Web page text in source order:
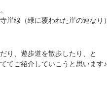
崖線（緑に覆われた崖の連なり
り、遊歩道を散歩したり、と
てご紹介していこうと思います♪